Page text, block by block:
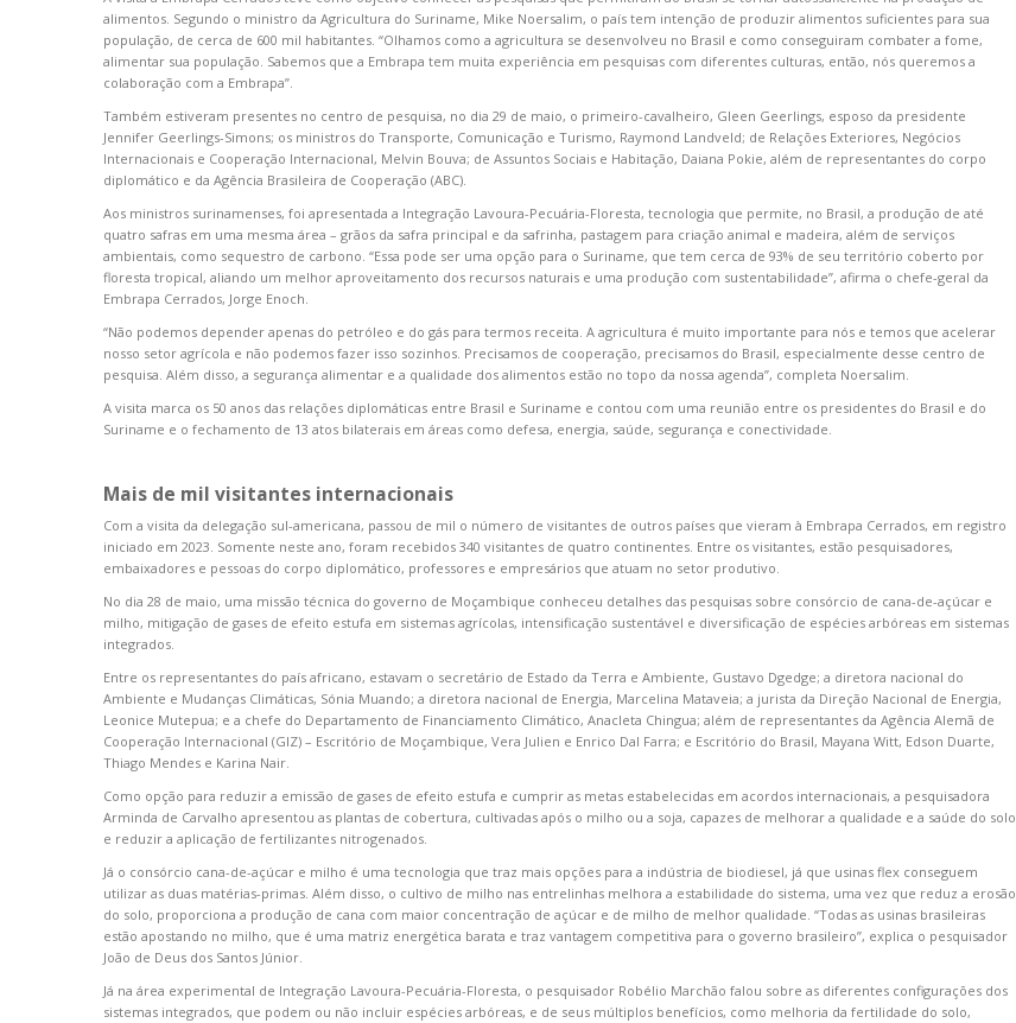
alimentos. Segundo o ministro da Agricultura do Suriname, Mike Noersalim, o país tem intenção de produzir alimentos suficientes para sua
população, de cerca de 600 mil habitantes. “Olhamos como a agricultura se desenvolveu no Brasil e como conseguiram combater a fome,
alimentar sua população. Sabemos que a Embrapa tem muita experiência em pesquisas com diferentes culturas, então, nós queremos a
colaboração com a Embrapa”.
Também estiveram presentes no centro de pesquisa, no dia 29 de maio, o primeiro-cavalheiro, Gleen Geerlings, esposo da presidente
Jennifer Geerlings-Simons; os ministros do Transporte, Comunicação e Turismo, Raymond Landveld; de Relações Exteriores, Negócios
Internacionais e Cooperação Internacional, Melvin Bouva; de Assuntos Sociais e Habitação, Daiana Pokie, além de representantes do corpo
diplomático e da Agência Brasileira de Cooperação (ABC).
Aos ministros surinamenses, foi apresentada a Integração Lavoura-Pecuária-Floresta, tecnologia que permite, no Brasil, a produção de até
quatro safras em uma mesma área – grãos da safra principal e da safrinha, pastagem para criação animal e madeira, além de serviços
ambientais, como sequestro de carbono. “Essa pode ser uma opção para o Suriname, que tem cerca de 93% de seu território coberto por
floresta tropical, aliando um melhor aproveitamento dos recursos naturais e uma produção com sustentabilidade”, afirma o chefe-geral da
Embrapa Cerrados, Jorge Enoch.
“Não podemos depender apenas do petróleo e do gás para termos receita. A agricultura é muito importante para nós e temos que acelerar
nosso setor agrícola e não podemos fazer isso sozinhos. Precisamos de cooperação, precisamos do Brasil, especialmente desse centro de
pesquisa. Além disso, a segurança alimentar e a qualidade dos alimentos estão no topo da nossa agenda”, completa Noersalim.
A visita marca os 50 anos das relações diplomáticas entre Brasil e Suriname e contou com uma reunião entre os presidentes do Brasil e do
Suriname e o fechamento de 13 atos bilaterais em áreas como defesa, energia, saúde, segurança e conectividade.
Mais de mil visitantes internacionais
Com a visita da delegação sul-americana, passou de mil o número de visitantes de outros países que vieram à Embrapa Cerrados, em registro
iniciado em 2023. Somente neste ano, foram recebidos 340 visitantes de quatro continentes. Entre os visitantes, estão pesquisadores,
embaixadores e pessoas do corpo diplomático, professores e empresários que atuam no setor produtivo.
No dia 28 de maio, uma missão técnica do governo de Moçambique conheceu detalhes das pesquisas sobre consórcio de cana-de-açúcar e
milho, mitigação de gases de efeito estufa em sistemas agrícolas, intensificação sustentável e diversificação de espécies arbóreas em sistemas
integrados.
Entre os representantes do país africano, estavam o secretário de Estado da Terra e Ambiente, Gustavo Dgedge; a diretora nacional do
Ambiente e Mudanças Climáticas, Sónia Muando; a diretora nacional de Energia, Marcelina Mataveia; a jurista da Direção Nacional de Energia,
Leonice Mutepua; e a chefe do Departamento de Financiamento Climático, Anacleta Chingua; além de representantes da Agência Alemã de
Cooperação Internacional (GIZ) – Escritório de Moçambique, Vera Julien e Enrico Dal Farra; e Escritório do Brasil, Mayana Witt, Edson Duarte,
Thiago Mendes e Karina Nair.
Como opção para reduzir a emissão de gases de efeito estufa e cumprir as metas estabelecidas em acordos internacionais, a pesquisadora
Arminda de Carvalho apresentou as plantas de cobertura, cultivadas após o milho ou a soja, capazes de melhorar a qualidade e a saúde do solo
e reduzir a aplicação de fertilizantes nitrogenados.
Já o consórcio cana-de-açúcar e milho é uma tecnologia que traz mais opções para a indústria de biodiesel, já que usinas flex conseguem
utilizar as duas matérias-primas. Além disso, o cultivo de milho nas entrelinhas melhora a estabilidade do sistema, uma vez que reduz a erosão
do solo, proporciona a produção de cana com maior concentração de açúcar e de milho de melhor qualidade. “Todas as usinas brasileiras
estão apostando no milho, que é uma matriz energética barata e traz vantagem competitiva para o governo brasileiro”, explica o pesquisador
João de Deus dos Santos Júnior.
Já na área experimental de Integração Lavoura-Pecuária-Floresta, o pesquisador Robélio Marchão falou sobre as diferentes configurações dos
sistemas integrados, que podem ou não incluir espécies arbóreas, e de seus múltiplos benefícios, como melhoria da fertilidade do solo,